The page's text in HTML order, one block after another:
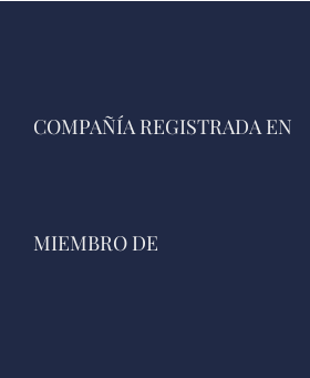
COMPAÑÍA REGISTRADA EN
MIEMBRO DE